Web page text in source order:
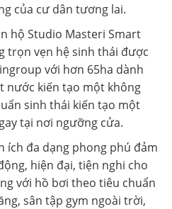
của cư dân tương lai.
hộ Studio Masteri Smart
trọn vẹn hệ sinh thái được
với hơn 65ha dành
nước kiến tạo một không
sinh thái kiến tạo một
tại nơi ngưỡng cửa.
ích đa dạng phong phú đảm
hiện đại, tiện nghi cho
với hồ bơi theo tiêu chuẩn
sân tập gym ngoài trời,